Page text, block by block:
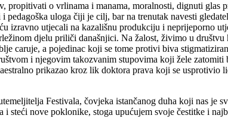
o vrlinama i manama, moralnosti, dignuti
pedagoška uloga čiji je cilj, bar na trenutak navesti
izravno utjecali na kazališnu produkciju i neprijeporno
djelu priliči današnjici. Na žalost, živimo u
caruje, a pojedinac koji se tome protivi biva
i njegovim takozvanim stupovima koji žele
prikazao kroz lik doktora prava koji se
Festivala, čovjeka istančanog duha koji nas
steći nove poklonike, stoga upućujem svoje čestitke i